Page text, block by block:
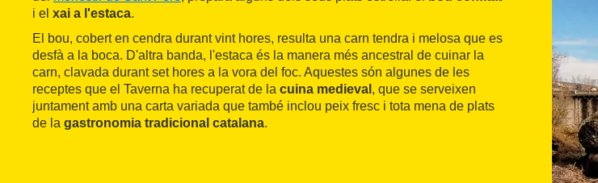
i el xai a l'estaca.
El bou, cobert en cendra durant vint hores, resulta una carn tendra i melosa que es
desfà a la boca. D'altra banda, l'estaca és la manera més ancestral de cuinar la
carn, clavada durant set hores a la vora del foc. Aquestes són algunes de les
receptes que el Taverna ha recuperat de la cuina medieval , que se serveixen
juntament amb una carta variada que també inclou peix fresc i tota mena de plats
de la gastronomia tradicional catalana.